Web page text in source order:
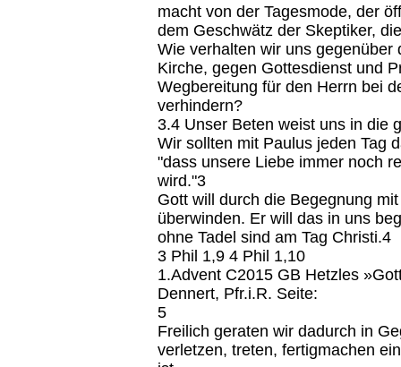
macht von der Tagesmode, der
dem Geschwätz der Skeptiker,
Wie verhalten wir uns
Kirche, gegen Gottesdienst und
Wegbereitung für den Herrn bei
verhindern?
3.4 Unser Beten weist uns in die
Wir sollten mit Paulus jeden Tag
"dass unsere Liebe immer noch
wird."3
Gott will durch die Begegnung
überwinden. Er will das in uns
ohne Tadel sind am Tag Christi.4
3 Phil 1,9 4 Phil 1,10
1.Advent C2015 GB Hetzles
Dennert, Pfr.i.R. Seite:
5
Freilich geraten wir dadurch in
verletzen, treten, fertigmachen